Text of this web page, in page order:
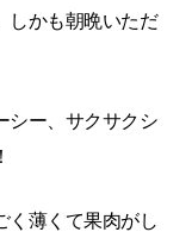
しかも朝晩いただ
シー、サクサクシ
く薄くて果肉がし